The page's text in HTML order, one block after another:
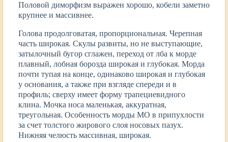
Половой диморфизм выражен хорошо, кобели заметно
крупнее и массивнее.
Голова продолговатая, пропорциональная. Черепная
часть широкая. Скулы развиты, но не выступающие,
затылочный бугор сглажен, переход от лба к морде
плавный, лобная борозда широкая и глубокая. Морда
почти тупая на конце, одинаково широкая и глубокая
у основания, а также при взгляде спереди и в
профиль; сверху имеет форму трапециевидного
клина. Мочка носа маленькая, аккуратная,
треугольная. Особенность морды МО в припухлости
за счет толстого жирового слоя носовых пазух.
Нижняя челюсть массивная, широкая.